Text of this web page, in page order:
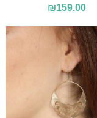
₪159.00